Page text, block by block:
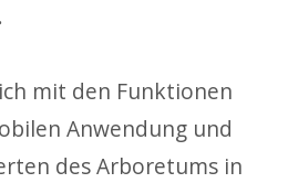
mit den Funktionen
Anwendung und
des Arboretums in